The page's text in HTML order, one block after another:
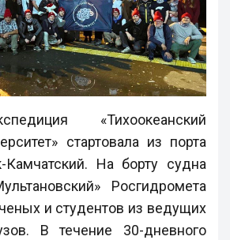
«Тихоокеанский
стартовала из порта
Камчатский. На борту судна
Росгидромета
и студентов из ведущих
В течение 30-дневного